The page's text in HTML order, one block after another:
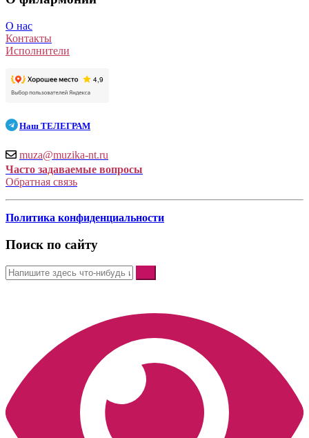
О нас
Контакты
Исполнители
Наш ТЕЛЕГРАМ
muza@muzika-nt.ru
Часто задаваемые вопросы
Обратная связь
Политика конфиденциальности
Поиск по сайту